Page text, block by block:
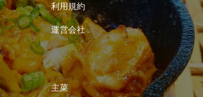
利用規約
運営会社
主菜